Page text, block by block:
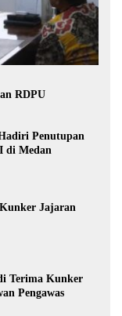
RDPU
Penutupan
di Medan
Jajaran
Terima Kunker
Pengawas